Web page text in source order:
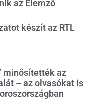
az Elemző
készít az RTL
minősítették az
– az olvasókat is